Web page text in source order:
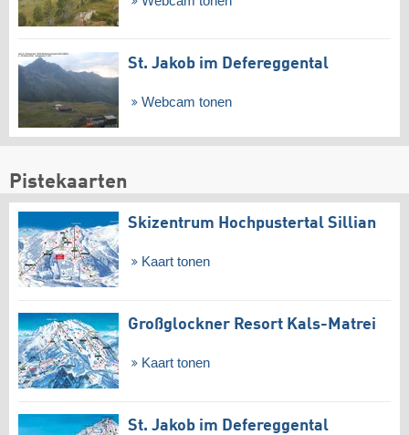
St. Jakob im Defereggental
Webcam tonen
Pistekaarten
Skizentrum Hochpustertal Sillian
Kaart tonen
Großglockner Resort Kals-Matrei
Kaart tonen
St. Jakob im Defereggental